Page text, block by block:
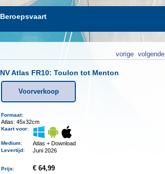
Beroepsvaart
volgende
vorige
NV Atlas FR10: Toulon tot Menton
Voorverkoop
Formaat:
Atlas: 45x32cm
Kaart voor:
Medium: Atlas + Download
Levertijd: Juni 2026
Prijs:
€ 64,99